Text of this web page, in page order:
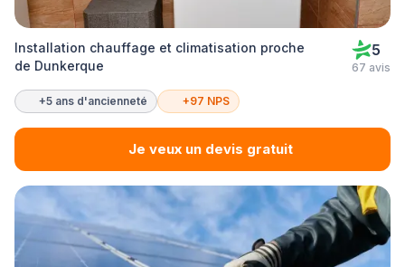
Installation chauffage et climatisation proche
de Dunkerque
5
67 avis
+5 ans d'ancienneté +97 NPS
Je veux un devis gratuit